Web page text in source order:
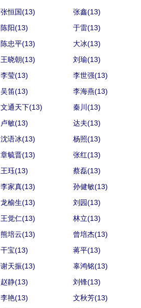
张恒国(13)
张鑫(13)
陈阳(13)
于雷(13)
陈忠平(13)
大冰(13)
王晓朝(13)
刘瑜(13)
李莹(13)
李世强(13)
吴笛(13)
李海燕(13)
文通天下(13)
秦川(13)
卢敏(13)
达夫(13)
沈语冰(13)
杨照(13)
章毓晋(13)
张红(13)
王珏(13)
蔡磊(13)
李家真(13)
孙健敏(13)
龙榆生(13)
刘园(13)
王觉仁(13)
林立(13)
熊培云(13)
曾培杰(13)
干宝(13)
蒋平(13)
谢天振(13)
辜鸿铭(13)
赵静(13)
刘锋(13)
李艳(13)
文秋芳(13)